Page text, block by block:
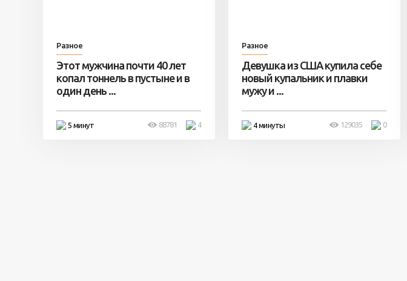
Разное
Этот мужчина почти 40 лет
копал тоннель в пустыне и в
один день ...
5 минут 4
88781
Разное
Девушка из США купила себе
новый купальник и плавки
мужу и ...
4 минуты 0
129035